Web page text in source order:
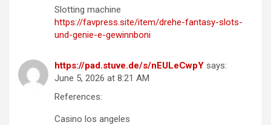
Slotting machine
https://favpress.site/item/drehe-fantasy-slots-
und-genie-e-gewinnboni
https://pad.stuve.de/s/nEULeCwpY says:
June 5, 2026 at 8:21 AM
References:
Casino los angeles